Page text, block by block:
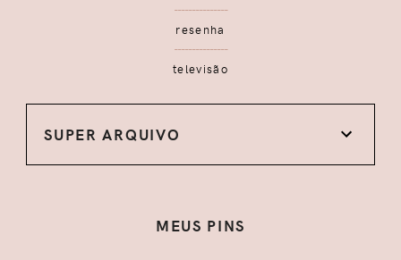
resenha
televisão
SUPER ARQUIVO
MEUS PINS